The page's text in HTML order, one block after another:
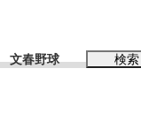
文春野球 検索